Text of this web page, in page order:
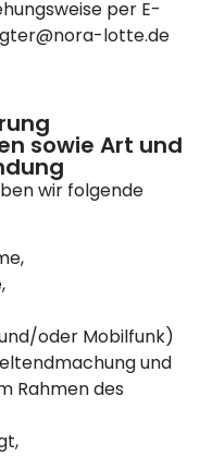
per E-
lotte.de
sowie Art und
wir folgende
oder Mobilfunk)
und
Rahmen des